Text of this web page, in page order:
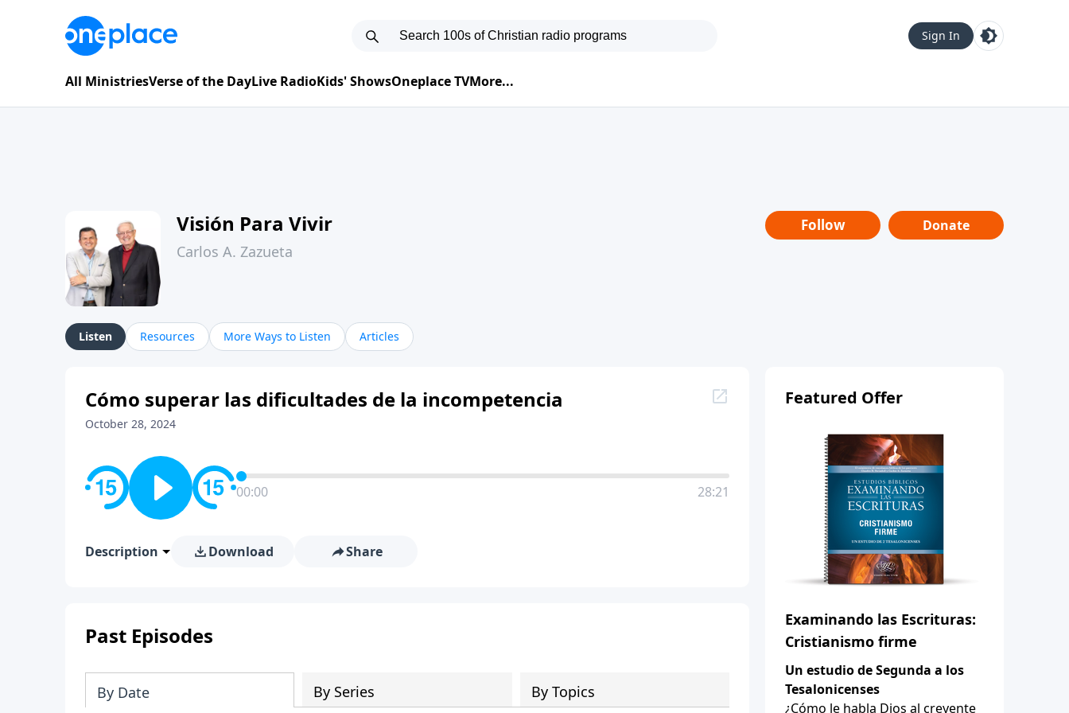
Sign In
All MinistriesVerse of the DayLive RadioKids' ShowsOneplace TVMore...
Visión Para Vivir
Carlos A. Zazueta
Follow Donate
Listen Resources More Ways to Listen Articles
Cómo superar las dificultades de la incompetencia
October 28, 2024
00:00 28:21
Description Download Share
Past Episodes
By Date By Series By Topics
Featured Offer
Examinando las Escrituras:
Cristianismo firme
Un estudio de Segunda a los
Tesalonicenses
¿Cómo le habla Dios al creyente